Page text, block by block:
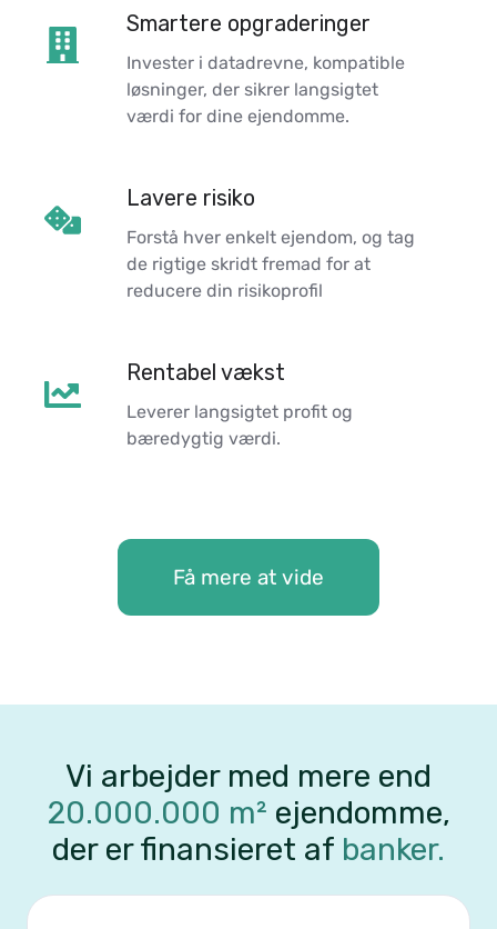
Smartere opgraderinger
Invester i datadrevne, kompatible
løsninger, der sikrer langsigtet
værdi for dine ejendomme.
Smartere
opgraderinger
Lavere risiko
Forstå hver enkelt ejendom, og tag
de rigtige skridt fremad for at
reducere din risikoprofil
risiko
Rentabel vækst
Leverer langsigtet profit og
bæredygtig værdi.
vækst
Få mere at vide
Vi arbejder med mere end
20.000.000 m² ejendomme,
der er finansieret af banker.